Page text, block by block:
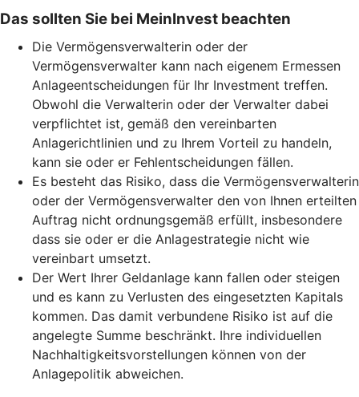
Das sollten Sie bei MeinInvest beachten
Die Vermögensverwalterin oder der
Vermögensverwalter kann nach eigenem Ermessen
Anlageentscheidungen für Ihr Investment treffen.
Obwohl die Verwalterin oder der Verwalter dabei
verpflichtet ist, gemäß den vereinbarten
Anlagerichtlinien und zu Ihrem Vorteil zu handeln,
kann sie oder er Fehlentscheidungen fällen.
Es besteht das Risiko, dass die Vermögensverwalterin
oder der Vermögensverwalter den von Ihnen erteilten
Auftrag nicht ordnungsgemäß erfüllt, insbesondere
dass sie oder er die Anlagestrategie nicht wie
vereinbart umsetzt.
Der Wert Ihrer Geldanlage kann fallen oder steigen
und es kann zu Verlusten des eingesetzten Kapitals
kommen. Das damit verbundene Risiko ist auf die
angelegte Summe beschränkt. Ihre individuellen
Nachhaltigkeitsvorstellungen können von der
Anlagepolitik abweichen.